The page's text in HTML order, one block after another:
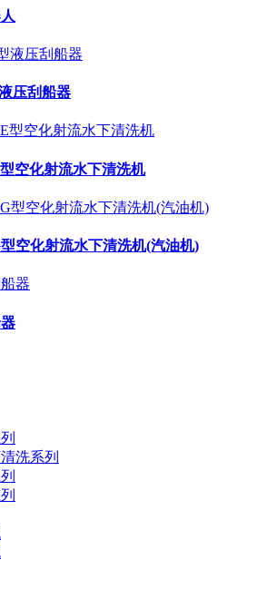
压刮船器
空化射流水下清洗机
空化射流水下清洗机(汽油机)
洗系列